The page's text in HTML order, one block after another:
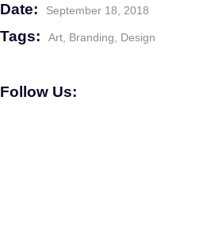
Date: September 18, 2018
Tags: Art Branding Design
Follow Us: